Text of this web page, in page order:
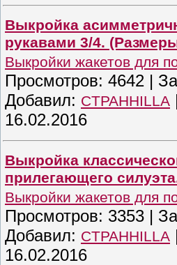
Выкройка
рукавами 3/4.
Выкройки жакетов для
Просмотров: 4642 |
Добавил: CTPAHHILLA |
16.02.2016
Выкройка
прилегающего
Выкройки жакетов для
Просмотров: 3353 |
Добавил: CTPAHHILLA |
16.02.2016